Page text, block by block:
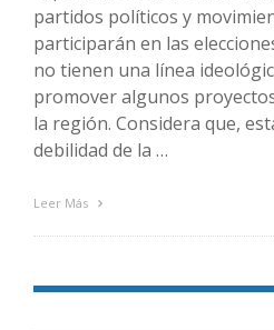
partidos políticos y
participarán en las
no tienen una línea
promover algunos
la región. Considera que,
debilidad de la …
Leer Más